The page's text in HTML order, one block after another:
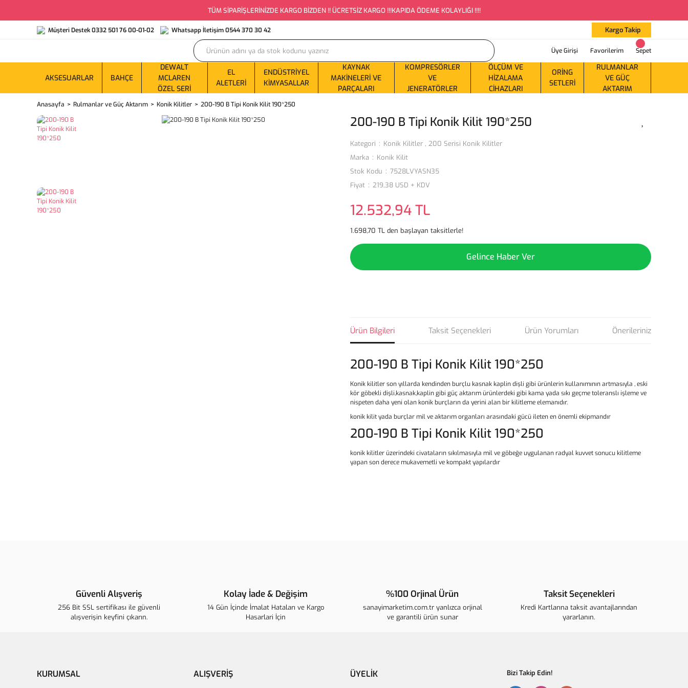
TÜM SİPARİŞLERİNİZDE KARGO BİZDEN !! ÜCRETSİZ KARGO !!!KAPIDA ÖDEME KOLAYLIĞI !!!!
Müşteri Destek 0332 501 76 00-01-02 Whatsapp İletişim 0544 370 30 42 Kargo Takip
Üye Girişi Favorilerim Sepet
AKSESUARLAR BAHÇE
DEWALT
MCLAREN
ÖZEL SERI
EL
ALETLERI
ENDÜSTRIYEL
KIMYASALLAR
KAYNAK
MAKINELERI VE
PARÇALARI
KOMPRESÖRLER
VE
JENERATÖRLER
ÖLÇÜM VE
HIZALAMA
CIHAZLARI
ORING
SETLERI
RULMANLAR
VE GÜÇ
AKTARIM
Anasayfa Rulmanlar ve Güç Aktarım Konik Kilitler 200-190 B Tipi Konik Kilit 190*250
200-190 B Tipi Konik Kilit 190*250
Kategori Konik Kilitler , 200 Serisi Konik Kilitler
Marka
Konik Kilit
Stok Kodu
7528LVYASN35
Fiyat
219,38 USD + KDV
12.532,94 TL
1.698,70 TL den başlayan taksitlerle!
Gelince Haber Ver
Ürün Bilgileri Taksit Seçenekleri Ürün Yorumları Önerileriniz
200-190 B Tipi Konik Kilit 190*250
Konik kilitler son yıllarda kendinden burçlu kasnak kaplin dişli gibi ürünlerin kullanımının artmasıyla , eski
kör göbekli dişli,kasnak,kaplin gibi güç aktarım ürünlerdeki gibi kama yada sıkı geçme toleranslı işleme ve
nispeten daha yeni olan konik burçların da yerini alan bir kilitleme elemanıdır.
konik kilit yada burçlar mil ve aktarım organları arasındaki gücü ileten en önemli ekipmandır
200-190 B Tipi Konik Kilit 190*250
konik kilitler üzerindeki civataların sıkılmasıyla mil ve göbeğe uygulanan radyal kuvvet sonucu kilitleme
yapan son derece mukavemetli ve kompakt yapılardır
Ürün fiyatı diğer sitelerden daha pahalı.
Bu ürüne benzer farklı alternatifler olmalı.
Gönder
Güvenli Alışveriş
256 Bit SSL sertifikası ile güvenli
alışverişin keyfini çıkarın.
Kolay İade & Değişim
14 Gün İçinde İmalat Hataları ve Kargo
Hasarlari İçin
%100 Orjinal Ürün
sanayimarketim.com.tr yanlızca orjinal
ve garantili ürün sunar
Taksit Seçenekleri
Kredi Kartlarına taksit avantajlarından
yararlanın.
KURUMSAL ALIŞVERİŞ ÜYELİK Bizi Takip Edin!